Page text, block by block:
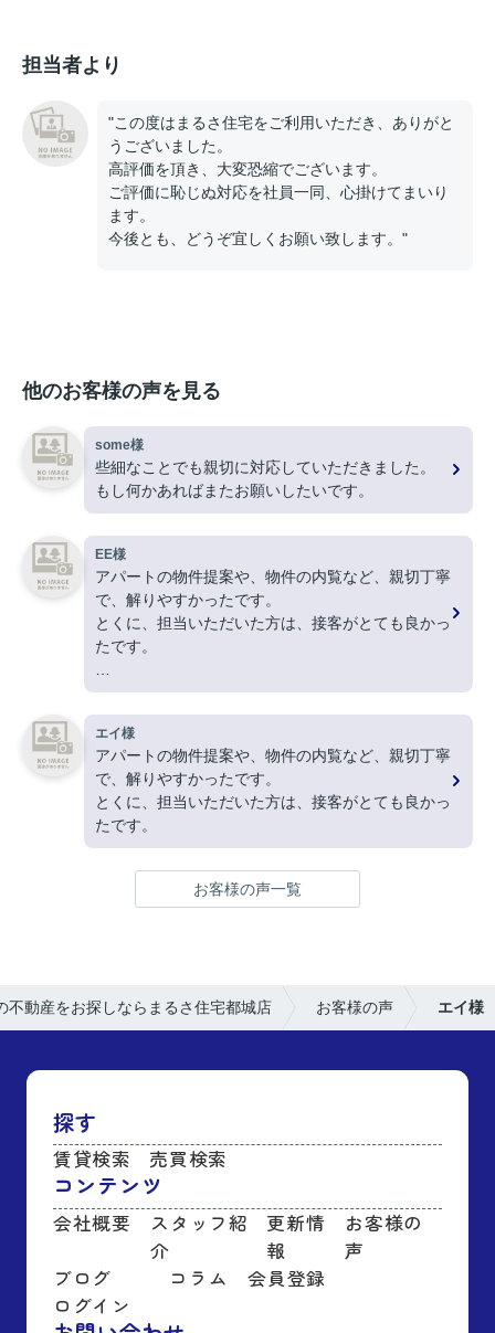
担当者より
"この度はまるさ住宅をご利用いただき、ありがと
うございました。
高評価を頂き、大変恐縮でございます。
ご評価に恥じぬ対応を社員一同、心掛けてまいり
ます。
今後とも、どうぞ宜しくお願い致します。"
他のお客様の声を見る
some様
些細なことでも親切に対応していただきました。
もし何かあればまたお願いしたいです。
EE様
アパートの物件提案や、物件の内覧など、親切丁寧
で、解りやすかったです。
とくに、担当いただいた方は、接客がとても良かっ
たです。
ありがとうございました。
エイ様
アパートの物件提案や、物件の内覧など、親切丁寧
で、解りやすかったです。
とくに、担当いただいた方は、接客がとても良かっ
たです。
お客様の声一覧
不動産をお探しならまるさ住宅都城店 お客様の声 エイ様
探す
賃貸検索 売買検索
コンテンツ
会社概要
スタッフ紹
介
更新情
報
お客様の
声
ブログ
コラム
会員登録
ログイン